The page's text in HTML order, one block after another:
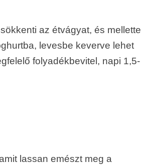
az étvágyat, és mellette
levesbe keverve lehet
folyadékbevitel, napi 1,5-
lassan emészt meg a